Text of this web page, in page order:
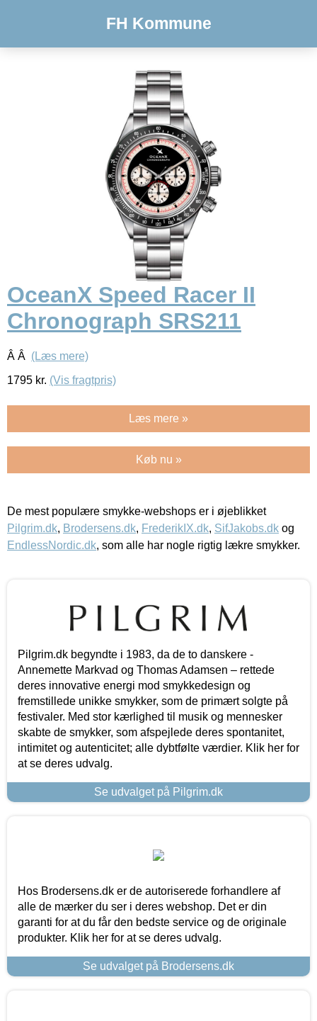
FH Kommune
OceanX Speed Racer II
Chronograph SRS211
Â Â (Læs mere)
1795 kr. (Vis fragtpris)
Læs mere »
Køb nu »
De mest populære smykke-webshops er i øjeblikket
Pilgrim.dk, Brodersens.dk, FrederikIX.dk, SifJakobs.dk og
EndlessNordic.dk, som alle har nogle rigtig lækre smykker.
Pilgrim.dk begyndte i 1983, da de to danskere -
Annemette Markvad og Thomas Adamsen – rettede
deres innovative energi mod smykkedesign og
fremstillede unikke smykker, som de primært solgte på
festivaler. Med stor kærlighed til musik og mennesker
skabte de smykker, som afspejlede deres spontanitet,
intimitet og autenticitet; alle dybtfølte værdier. Klik her for
at se deres udvalg.
Se udvalget på Pilgrim.dk
Hos Brodersens.dk er de autoriserede forhandlere af
alle de mærker du ser i deres webshop. Det er din
garanti for at du får den bedste service og de originale
produkter. Klik her for at se deres udvalg.
Se udvalget på Brodersens.dk